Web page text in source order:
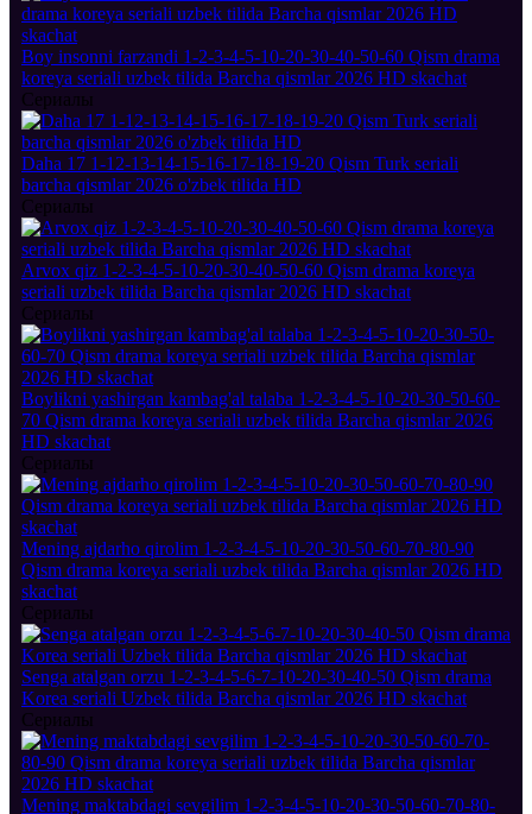
Boy insonni farzandi 1-2-3-4-5-10-20-30-40-50-60 Qism drama
koreya seriali uzbek tilida Barcha qismlar 2026 HD skachat
Сериалы
Daha 17 1-12-13-14-15-16-17-18-19-20 Qism Turk seriali
barcha qismlar 2026 o'zbek tilida HD
Сериалы
Arvox qiz 1-2-3-4-5-10-20-30-40-50-60 Qism drama koreya
seriali uzbek tilida Barcha qismlar 2026 HD skachat
Сериалы
Boylikni yashirgan kambag'al talaba 1-2-3-4-5-10-20-30-50-60-
70 Qism drama koreya seriali uzbek tilida Barcha qismlar 2026
HD skachat
Сериалы
Mening ajdarho qirolim 1-2-3-4-5-10-20-30-50-60-70-80-90
Qism drama koreya seriali uzbek tilida Barcha qismlar 2026 HD
skachat
Сериалы
Senga atalgan orzu 1-2-3-4-5-6-7-10-20-30-40-50 Qism drama
Korea seriali Uzbek tilida Barcha qismlar 2026 HD skachat
Сериалы
Mening maktabdagi sevgilim 1-2-3-4-5-10-20-30-50-60-70-80-